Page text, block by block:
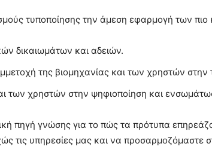
τυποποίησης την άμεση εφαρμογή των
δικαιωμάτων και αδειών.
της βιομηχανίας και των χρηστών στην
των χρηστών στην ψηφιοποίηση και
πηγή γνώσης για το πώς τα πρότυπα
τις υπηρεσίες μας και να προσαρμοζόμαστε